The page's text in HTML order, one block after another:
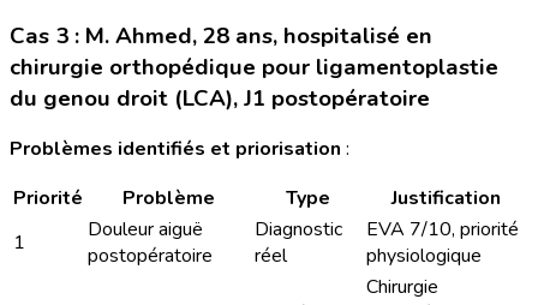
Cas 3 : M. Ahmed, 28 ans, hospitalisé en
chirurgie orthopédique pour ligamentoplastie
du genou droit (LCA), J1 postopératoire
Problèmes identifiés et priorisation :
Priorité
Problème Type
Justification
1
Douleur aiguë
postopératoire
Diagnostic
réel
EVA 7/10, priorité
physiologique
Chirurgie